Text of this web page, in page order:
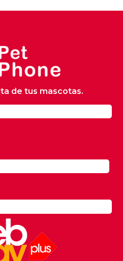
de Hairball Care.
no contenía el
nutrientes Haiball Care
mineral que
salud del sistema
de tus mascotas.